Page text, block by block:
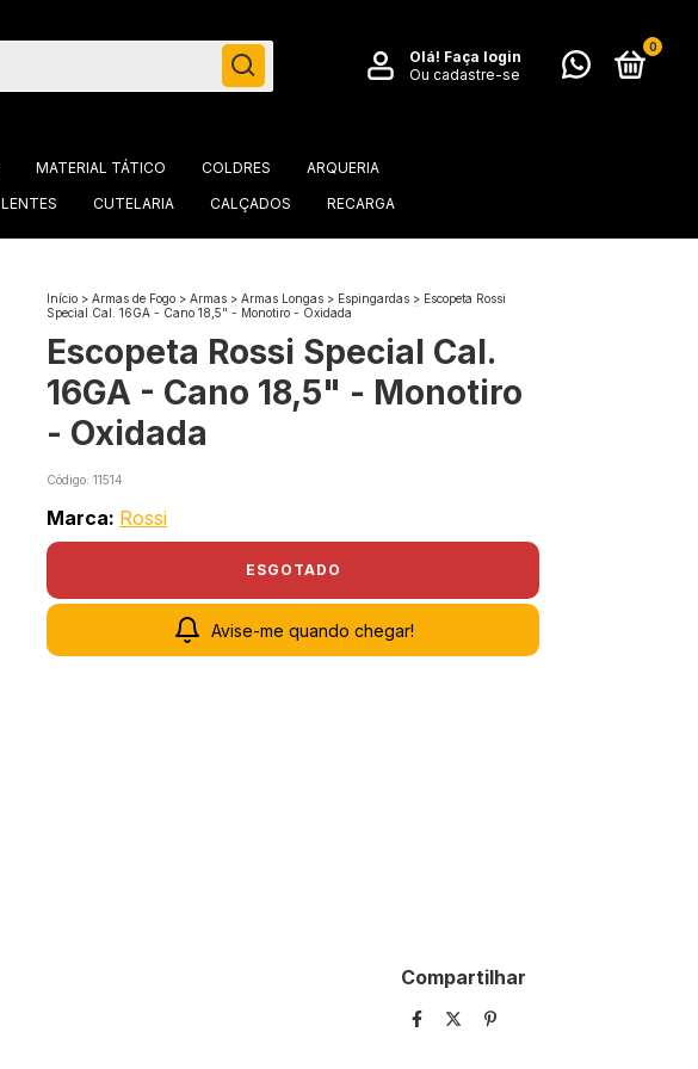
Olá! Faça login
Ou cadastre-se
0
MATERIAL TÁTICO COLDRES
ARQUERIA
LENTES CUTELARIA CALÇADOS RECARGA
Início > Armas de Fogo > Armas > Armas Longas > Espingardas > Escopeta Rossi
Special Cal. 16GA - Cano 18,5" - Monotiro - Oxidada
Escopeta Rossi Special Cal.
16GA - Cano 18,5" - Monotiro
- Oxidada
Código: 11514
Marca: Rossi
Avise-me quando chegar!
Compartilhar